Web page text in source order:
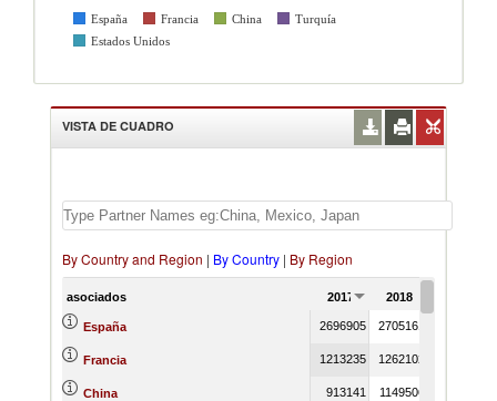
España
Francia China
Turquía
Estados Unidos
VISTA DE CUADRO
By Country and Region | By Country | By Region
asociados 2017 2018
España 2696905 2705161
Francia 1213235 1262102
China 913141 1149506